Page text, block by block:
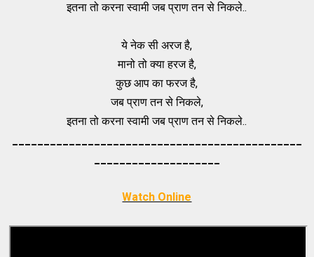
इतना तो करना स्वामी जब प्राण तन से निकले..
ये नेक सी अरज है,
मानो तो क्या हरज है,
कुछ आप का फरज है,
जब प्राण तन से निकले,
इतना तो करना स्वामी जब प्राण तन से निकले..
Watch Online